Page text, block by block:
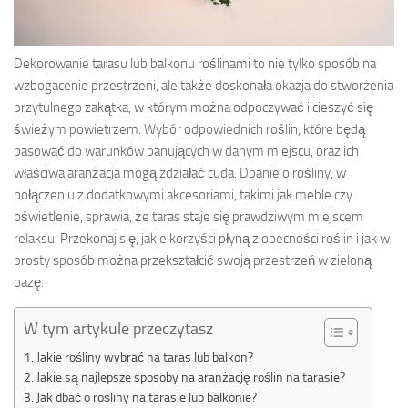
Dekorowanie tarasu lub balkonu roślinami to nie tylko sposób na
wzbogacenie przestrzeni, ale także doskonała okazja do stworzenia
przytulnego zakątka, w którym można odpoczywać i cieszyć się
świeżym powietrzem. Wybór odpowiednich roślin, które będą
pasować do warunków panujących w danym miejscu, oraz ich
właściwa aranżacja mogą zdziałać cuda. Dbanie o rośliny, w
połączeniu z dodatkowymi akcesoriami, takimi jak meble czy
oświetlenie, sprawia, że taras staje się prawdziwym miejscem
relaksu. Przekonaj się, jakie korzyści płyną z obecności roślin i jak w
prosty sposób można przekształcić swoją przestrzeń w zieloną
oazę.
W tym artykule przeczytasz
Jakie rośliny wybrać na taras lub balkon?
Jakie są najlepsze sposoby na aranżację roślin na tarasie?
Jak dbać o rośliny na tarasie lub balkonie?